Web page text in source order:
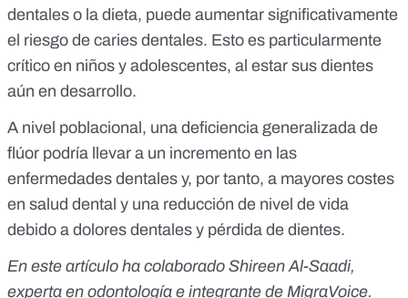
dentales o la dieta, puede aumentar significativamente
el riesgo de caries dentales. Esto es particularmente
crítico en niños y adolescentes, al estar sus dientes
aún en desarrollo.
A nivel poblacional, una deficiencia generalizada de
flúor podría llevar a un incremento en las
enfermedades dentales y, por tanto, a mayores costes
en salud dental y una reducción de nivel de vida
debido a dolores dentales y pérdida de dientes.
En este artículo ha colaborado Shireen Al-Saadi,
experta en odontología e integrante de MigraVoice.